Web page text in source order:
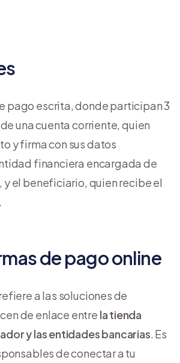
pago escrita, donde participan 3
una cuenta corriente, quien
y firma con sus datos
financiera encargada de
y el beneficiario, quien recibe el
de pago online
a las soluciones de
de enlace entre la tienda
y las entidades bancarias. Es
de conectar a tu